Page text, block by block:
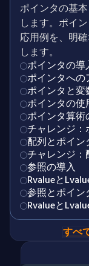
ポインタの基
します。ポイ
応用例を、明
します。
ポインタの導
ポインタへ
ポインタと
ポインタの使
ポインタ算
チャレンジ
配列とポイン
チャレンジ
参照の導入
Rvalueと
参照とポイン
Rvalueと
すべ